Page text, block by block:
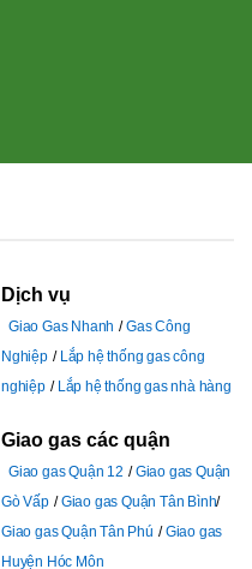
Dịch vụ
Giao Gas Nhanh
Gas Công
Nghiệp
Lắp hệ thống gas công
nghiệp
Lắp hệ thống gas nhà hàng
Giao gas các quận
Giao gas Quận 12
Giao gas Quận
Gò Vấp
Giao gas Quận Tân Bình
Giao gas Quận Tân Phú
Giao gas
Huyện Hóc Môn